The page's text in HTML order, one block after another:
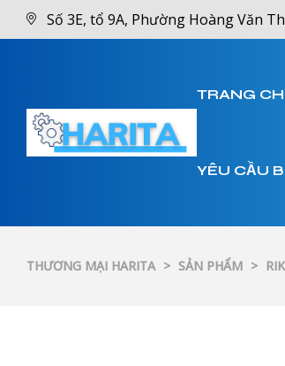
Số 3E, tổ 9A, Phường Hoàng Văn
TRANG
YÊU CẦU
THƯƠNG MẠI HARITA > SẢN PHẨM >